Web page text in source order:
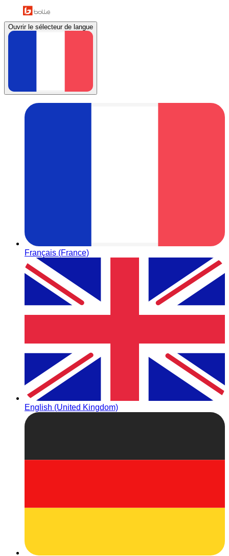
Ouvrir le sélecteur de langue
Français (France)
English (United Kingdom)